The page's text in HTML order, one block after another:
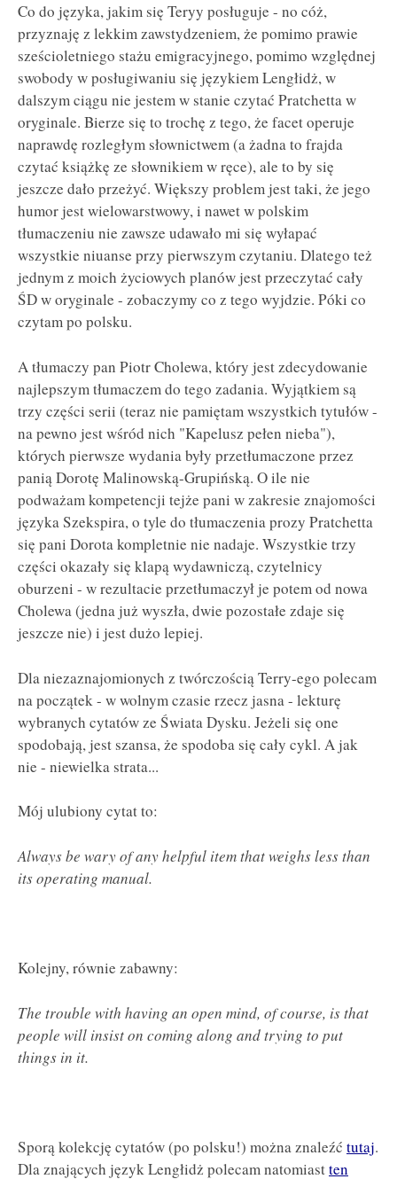
Co do języka, jakim się Teryy posługuje - no cóż,
przyznaję z lekkim zawstydzeniem, że pomimo prawie
sześcioletniego stażu emigracyjnego, pomimo względnej
swobody w posługiwaniu się językiem Lengłidż, w
dalszym ciągu nie jestem w stanie czytać Pratchetta w
oryginale. Bierze się to trochę z tego, że facet operuje
naprawdę rozległym słownictwem (a żadna to frajda
czytać książkę ze słownikiem w ręce), ale to by się
jeszcze dało przeżyć. Większy problem jest taki, że jego
humor jest wielowarstwowy, i nawet w polskim
tłumaczeniu nie zawsze udawało mi się wyłapać
wszystkie niuanse przy pierwszym czytaniu. Dlatego też
jednym z moich życiowych planów jest przeczytać cały
ŚD w oryginale - zobaczymy co z tego wyjdzie. Póki co
czytam po polsku.
A tłumaczy pan Piotr Cholewa, który jest zdecydowanie
najlepszym tłumaczem do tego zadania. Wyjątkiem są
trzy części serii (teraz nie pamiętam wszystkich tytułów -
na pewno jest wśród nich "Kapelusz pełen nieba"),
których pierwsze wydania były przetłumaczone przez
panią Dorotę Malinowską-Grupińską. O ile nie
podważam kompetencji tejże pani w zakresie znajomości
języka Szekspira, o tyle do tłumaczenia prozy Pratchetta
się pani Dorota kompletnie nie nadaje. Wszystkie trzy
części okazały się klapą wydawniczą, czytelnicy
oburzeni - w rezultacie przetłumaczył je potem od nowa
Cholewa (jedna już wyszła, dwie pozostałe zdaje się
jeszcze nie) i jest dużo lepiej.
Dla niezaznajomionych z twórczością Terry-ego polecam
na początek - w wolnym czasie rzecz jasna - lekturę
wybranych cytatów ze Świata Dysku. Jeżeli się one
spodobają, jest szansa, że spodoba się cały cykl. A jak
nie - niewielka strata...
Mój ulubiony cytat to:
Always be wary of any helpful item that weighs less than
its operating manual.
Kolejny, równie zabawny:
The trouble with having an open mind, of course, is that
people will insist on coming along and trying to put
things in it.
Sporą kolekcję cytatów (po polsku!) można znaleźć tutaj.
Dla znających język Lengłidż polecam natomiastten